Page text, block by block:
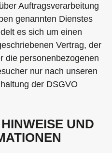
Auftragsverarbeitung
genannten Dienstes
es sich um einen
Vertrag, der
die personenbezogenen
nur nach unseren
der DSGVO
UND